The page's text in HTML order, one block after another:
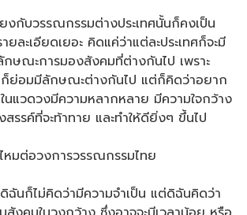
ยงกับวรรณกรรมต่างประเทศนั้นก็คงเป็น
ยละเอียดเยอะ คิดแค่ว่าแต่ละประเทศก็จะมี
ษณะการมองสังคมที่ต่างกันไป เพราะ
ก็ย่อมมีลักษณะต่างกันไป แต่ก็คิดว่าอยาก
นแวดวงมีความหลากหลาย มีความใจกว้าง
สรรค์ที่จะท้าทาย และทำให้ดียิ่งๆ ขึ้นไป
หมต่อวงการวรรณกรรมไทย
ฉันก็ไม่คิดว่ามีความจำเป็น แต่ดิฉันคิดว่า